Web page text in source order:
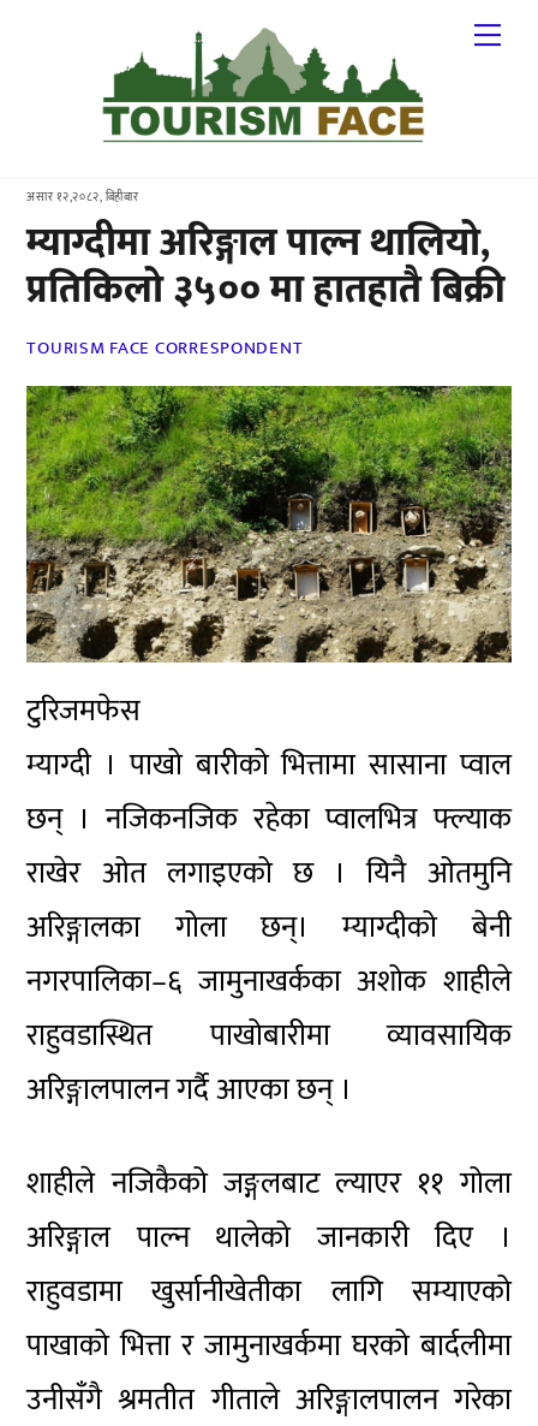
असार १२,२०८२, बिहीबार
म्याग्दीमा अरिङ्गाल पाल्न थालियो,
प्रतिकिलो ३५०० मा हातहातै बिक्री
TOURISM FACE CORRESPONDENT
टुरिजमफेस
म्याग्दी । पाखो बारीको भित्तामा सासाना प्वाल
छन् । नजिकनजिक रहेका प्वालभित्र फ्ल्याक
राखेर ओत लगाइएको छ । यिनै ओतमुनि
अरिङ्गालका गोला छन्। म्याग्दीको बेनी
नगरपालिका–६ जामुनाखर्कका अशोक शाहीले
राहुवडास्थित पाखोबारीमा व्यावसायिक
अरिङ्गालपालन गर्दै आएका छन् ।
शाहीले नजिकैको जङ्गलबाट ल्याएर ११ गोला
अरिङ्गाल पाल्न थालेको जानकारी दिए ।
राहुवडामा खुर्सानीखेतीका लागि सम्याएको
पाखाको भित्ता र जामुनाखर्कमा घरको बार्दलीमा
उनीसँगै श्रमतीत गीताले अरिङ्गालपालन गरेका